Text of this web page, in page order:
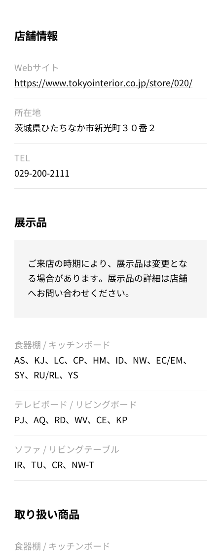
店舗情報
Webサイト
https://www.tokyointerior.co.jp/store/020/
所在地
茨城県ひたちなか市新光町３０番２
TEL
029-200-2111
展示品
ご来店の時期により、展示品は変更とな
る場合があります。展示品の詳細は店舗
へお問い合わせください。
食器棚 / キッチンボード
AS、KJ、LC、CP、HM、ID、NW、EC/EM、
SY、RU/RL、YS
テレビボード / リビングボード
PJ、AQ、RD、WV、CE、KP
ソファ / リビングテーブル
IR、TU、CR、NW-T
取り扱い商品
食器棚 / キッチンボード